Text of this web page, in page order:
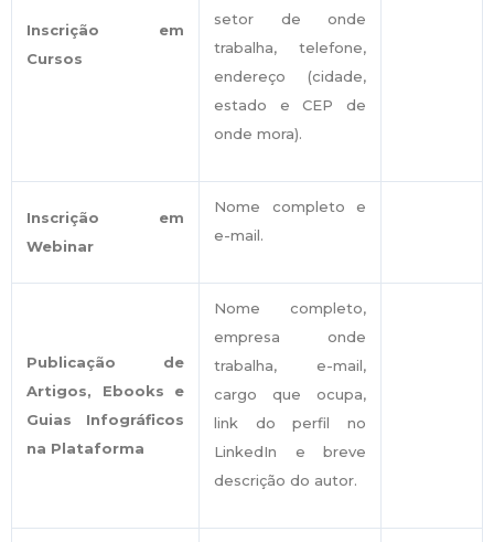
Inscrição em
Cursos
setor de onde
trabalha, telefone,
endereço (cidade,
estado e CEP de
onde mora).
Inscrição em
Webinar
Nome completo e
e-mail.
Publicação de
Artigos, Ebooks e
Guias Infográficos
na Plataforma
Nome completo,
empresa onde
trabalha, e-mail,
cargo que ocupa,
link do perfil no
LinkedIn e breve
descrição do autor.